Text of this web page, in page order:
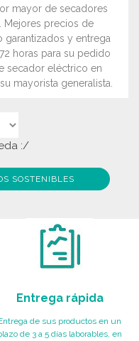
mayor de secadores
Mejores precios de
garantizados y entrega
horas para su pedido
secador eléctrico en
mayorista generalista.
:/
SOSTENIBLES
Entrega rápida
de sus productos en un
de 3 a 5 días laborables, en